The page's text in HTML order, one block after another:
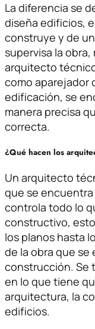
La diferencia se
diseña edificios,
construye y de
supervisa la
arquitecto
como aparejador
edificación, se
manera precisa
correcta.
¿Qué hacen los
Un arquitecto
que se
controla todo lo
constructivo,
los planos hasta
de la obra que se
construcción. Se
en lo que tiene
arquitectura, la
edificios.